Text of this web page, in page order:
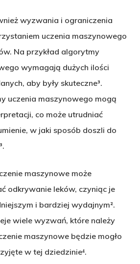
wyzwania i ograniczenia
uczenia maszynowego
Na przykład algorytmy
wymagają dużych ilości
aby były skuteczne³.
uczenia maszynowego mogą
co może utrudniać
w jaki sposób doszli do
maszynowe może
odkrywanie leków, czyniąc je
i bardziej wydajnym².
wiele wyzwań, które należy
maszynowe będzie mogło
w tej dziedzinie⁴.